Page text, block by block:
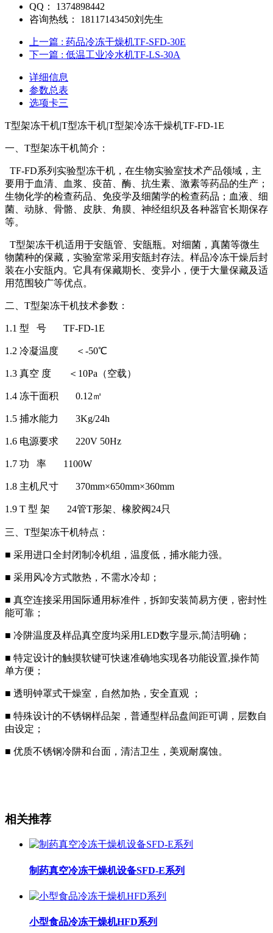
QQ：
1374898442
咨询热线：
18117143450刘先生
上一篇 : 药品冷冻干燥机TF-SFD-30E
下一篇 : 低温工业冷水机TF-LS-30A
详细信息
参数总表
选项卡三
T型架冻干机|T型冻干机|T型架冷冻干燥机TF-FD-1E
一、T型架冻干机简介：
TF-FD系列实验型冻干机，在生物实验室技术产品领域，主
要用于血清、血浆、疫苗、酶、抗生素、激素等药品的生产；
生物化学的检查药品、免疫学及细菌学的检查药品；血液、细
菌、动脉、骨骼、皮肤、角膜、神经组织及各种器官长期保存
等。
T型架冻干机适用于安瓿管、安瓿瓶。对细菌，真菌等微生
物菌种的保藏，实验室常采用安瓿封存法。样品冷冻干燥后封
装在小安瓿内。它具有保藏期长、变异小，便于大量保藏及适
用范围较广等优点。
二、T型架冻干机技术参数：
1.1 型 号 TF-FD-1E
1.2 冷凝温度 ＜-50℃
1.3 真空 度 ＜10Pa（空载）
1.4 冻干面积 0.12㎡
1.5 捕水能力 3Kg/24h
1.6 电源要求 220V 50Hz
1.7 功 率 1100W
1.8 主机尺寸 370mm×650mm×360mm
1.9 T 型 架 24管T形架、橡胶阀24只
三、 T型架冻干机特点：
■ 采用进口全封闭制冷机组，温度低，捕水能力强。
■ 采用风冷方式散热，不需水冷却；
■ 真空连接采用国际通用标准件，拆卸安装简易方便，密封性
能可靠；
■ 冷阱温度及样品真空度均采用LED数字显示,简洁明确；
■ 特定设计的触摸软键可快速准确地实现各功能设置,操作简
单方便；
■ 透明钟罩式干燥室，自然加热，安全直观 ；
■ 特殊设计的不锈钢样品架，普通型样品盘间距可调，层数自
由设定；
■ 优质不锈钢冷阱和台面，清洁卫生，美观耐腐蚀。
相关推荐
制药真空冷冻干燥机设备SFD-E系列
小型食品冷冻干燥机HFD系列